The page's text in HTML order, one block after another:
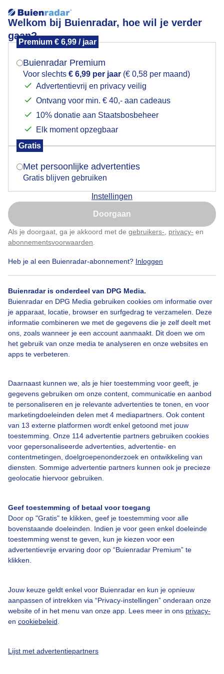
Welkom bij Buienradar, hoe wil je verder
gaan?
Premium € 6,99 / jaar
Buienradar Premium
Voor slechts € 6,99 per jaar (€ 0,58 per maand)
Advertentievrij en privacy veilig
Ontvang voor min. € 40,- aan cadeaus
10% donatie aan Staatsbosbeheer
Elk moment opzegbaar
Gratis
Met persoonlijke advertenties
Gratis blijven gebruiken
Instellingen
Doorgaan
Als je doorgaat, ga je akkoord met de gebruikers- privacy- en
abonnementsvoorwaarden
Heb je al een Buienradar-abonnement? Inloggen
Buienradar is onderdeel van DPG Media.
Buienradar en DPG Media gebruiken cookies om informatie over
je apparaat, locatie, browser en surfgedrag te verzamelen. Deze
informatie combineren we met de gegevens die je zelf deelt met
ons, zoals wanneer je een account aanmaakt. Dit doen we om
het gebruik van onze media te analyseren en onze websites en
apps te verbeteren.
Daarnaast kunnen we, als je hier toestemming voor geeft, je
gegevens gebruiken om onze content, communicatie en aanbod
te personaliseren en je relevante advertenties te tonen, en voor
marketingdoeleinden delen met 4 mediapartners. Ook content
van 13 externe platformen wordt enkel getoond met jouw
toestemming. Onze 114 advertentie partners gebruiken cookies
voor gepersonaliseerde advertenties, advertentie- en
contentmetingen, doelgroepenonderzoek en ontwikkeling van
diensten. Sommige advertentie partners kunnen ook je precieze
geolocatie hiervoor gebruiken.
Geef toestemming of betaal voor toegang
Door op "Gratis" te klikken, geef je toestemming voor alle
bovenstaande doeleinden. Indien je voor geen enkel doeleinde
toestemming wenst te geven, kun je kiezen voor een
advertentievrije ervaring door op “Buienradar Premium” te
klikken.
Jouw keuze geldt enkel voor Buienradar en kun je opnieuw
aanpassen of intrekken via “Privacy-instellingen” onderaan onze
website of in het menu van onze app. Lees meer in ons privacy-
en cookiebeleid
Lijst met advertentiepartners
Haven Porec
Door: Anita Maes-Kuppens Gemaakt: 05-06-2026, 37x bekeken
Zon Wolken Wind
Bekijk slideshow
Over Buienradar
Bedrijfsgegevens
Contact
Toegankelijkheid
Gebruikersvoorwaarden
Adverteren
Privacy beleid
Cookie beleid
Mogen we je locatie gebruiken voor het
Indien je hier nog geen akkoord op hebt gegeven,
verschijnt er zo een pop-up uit je browser waarin
Is goed, toon de popup
Nu niet, misschien later
Klik hierom dit aan te passen